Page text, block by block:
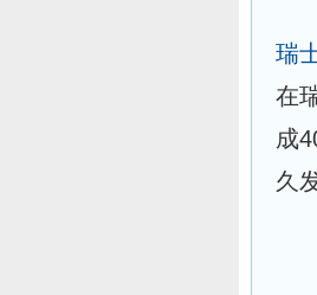
瑞
在
成
久